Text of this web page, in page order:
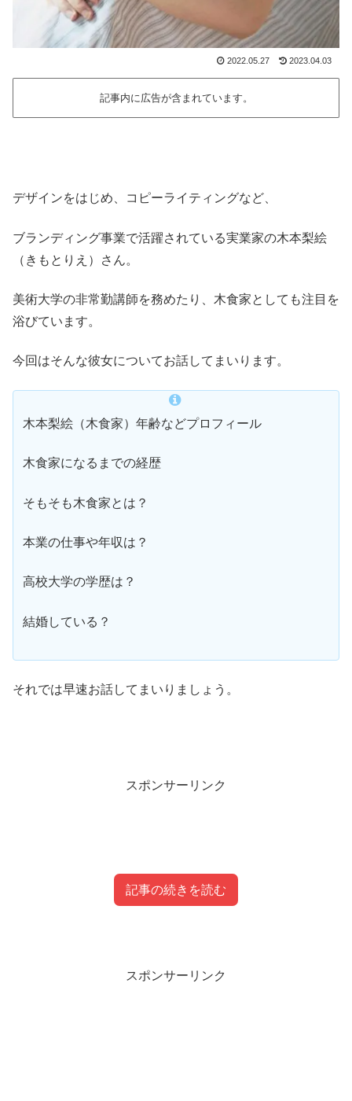
2022.05.27 2023.04.03
記事内に広告が含まれています。
デザインをはじめ、コピーライティングなど、
ブランディング事業で活躍されている実業家の木本梨絵
（きもとりえ）さん。
美術大学の非常勤講師を務めたり、木食家としても注目を
浴びています。
今回はそんな彼女についてお話してまいります。
木本梨絵（木食家）年齢などプロフィール
木食家になるまでの経歴
そもそも木食家とは？
本業の仕事や年収は？
高校大学の学歴は？
結婚している？
それでは早速お話してまいりましょう。
スポンサーリンク
記事の続きを読む
スポンサーリンク